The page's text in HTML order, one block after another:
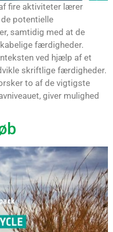
fire aktiviteter lærer
potentielle
samtidig med at de
færdigheder.
ved hjælp af et
skriftlige færdigheder.
to af de vigtigste
giver mulighed